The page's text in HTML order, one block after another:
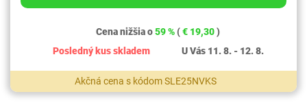
Cena nižšia o59 % (€ 19,30)
Posledný kus skladem
U Vás 11. 8. - 12. 8.
Akčná cena s kódom SLE25NVKS